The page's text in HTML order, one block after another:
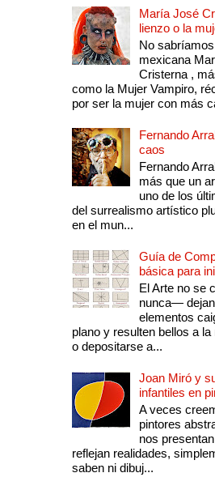
María José
lienzo o la
No
mexicana
Cristerna ,
como la Mujer Vampiro,
por ser la mujer con más
Fernando
caos
Fernando
más que un
uno de los
del surrealismo artístico
en el mun...
Guía de
básica para
El Arte no se
nunca—
elementos
plano y resulten bellos a
o depositarse a...
Joan Miró y
infantiles en
A veces
pintores
nos
reflejan realidades,
saben ni dibuj...